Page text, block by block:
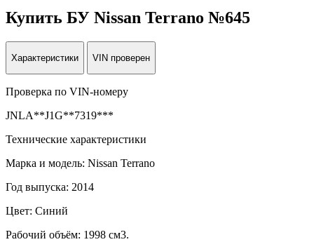
Купить БУ Nissan Terrano №645
Характеристики VIN проверен
Проверка по VIN-номеру
JNLA**J1G**7319***
Технические характеристики
Марка и модель: Nissan Terrano
Год выпуска: 2014
Цвет: Синий
Рабочий объём: 1998 см3.